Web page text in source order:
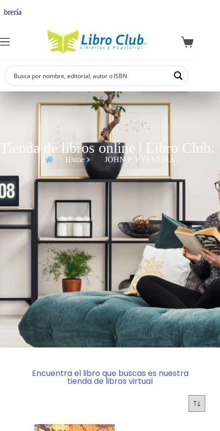
Tienda de libros online | Libro Club.
Home JOHN P. VYEMURA
Encuentra el libro que buscas es nuestra
tienda de libros virtual